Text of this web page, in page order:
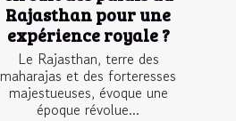
Rajasthan pour une
expérience royale ?
Le Rajasthan, terre des
maharajas et des forteresses
majestueuses, évoque une
époque révolue...